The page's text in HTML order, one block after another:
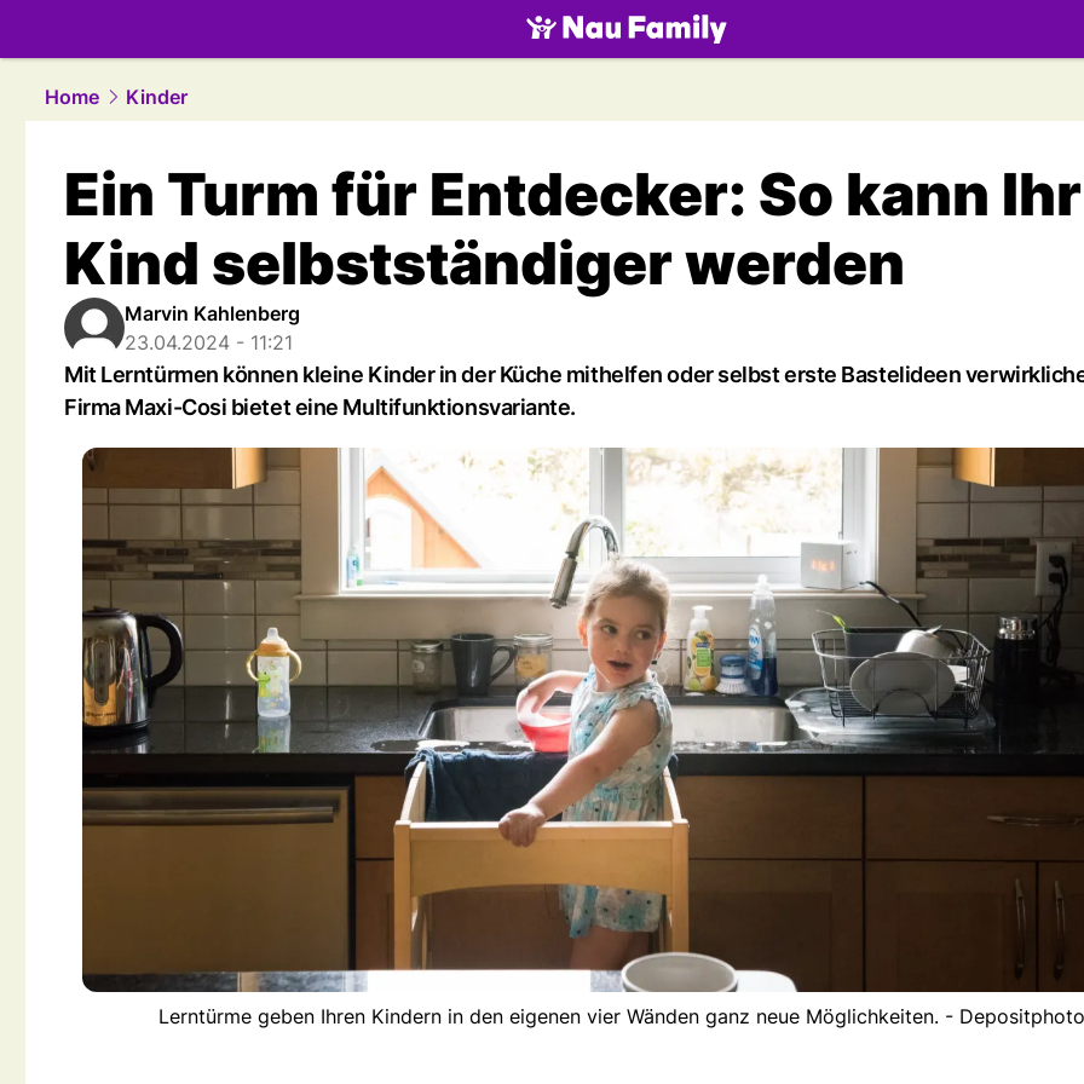
family.NAU.ch
Home
Kinder
Ein Turm für Entdecker: So kann Ihr
Kind selbstständiger werden
Marvin Kahlenberg
23.04.2024 - 11:21
Mit Lerntürmen können kleine Kinder in der Küche mithelfen oder selbst erste Bastelideen
Firma Maxi-Cosi bietet eine Multifunktionsvariante.
Lerntürme geben Ihren Kindern in den eigenen vier Wänden ganz neue Möglichkeiten. -